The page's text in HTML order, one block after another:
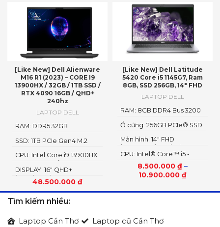
[Like New] Dell Alienware
M16 R1 (2023) – CORE I9
13900HX / 32GB / 1TB SSD /
RTX 4090 16GB / QHD+
240hz
LAPTOP DELL
48.500.000 ₫
DISPLAY: 16″ QHD+
(2560*1600) 240Hz
CPU: Intel Core i9 13900HX
Up To 5.4GHz (24 Cores, 32
Threads, 36MB Cache)
SSD: 1TB PCIe Gen4 M.2
RAM: DDR5 32GB
[Like New] Dell Latitude
5420 Core i5 1145G7, Ram
8GB, SSD 256GB, 14″ FHD
LAPTOP DELL
8.500.000 ₫ –
10.900.000 ₫
CPU: Intel® Core™ i5 -
1135G7 2.4GHz, up to
4.2GHz, 8MB
Màn hình: 14" FHD
(1920x1080), Anti-Glare
Ổ cứng: 256GB PCIe® SSD
RAM: 8GB DDR4 Bus 3200
Tìm kiếm nhiều:
Laptop Cần Thơ
Laptop cũ Cần Thơ